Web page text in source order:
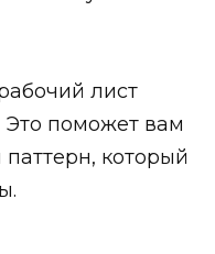
лист
Это поможет вам
который